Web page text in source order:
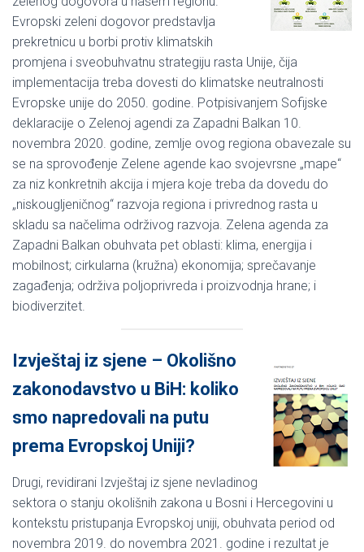
Evropski zeleni dogovor predstavlja
prekretnicu u borbi protiv klimatskih
promjena i sveobuhvatnu strategiju rasta Unije, čija
implementacija treba dovesti do klimatske neutralnosti
Evropske unije do 2050. godine. Potpisivanjem Sofijske
deklaracije o Zelenoj agendi za Zapadni Balkan 10.
novembra 2020. godine, zemlje ovog regiona obavezale su
se na sprovođenje Zelene agende kao svojevrsne „mape“
za niz konkretnih akcija i mjera koje treba da dovedu do
„niskougljeničnog“ razvoja regiona i privrednog rasta u
skladu sa načelima održivog razvoja. Zelena agenda za
Zapadni Balkan obuhvata pet oblasti: klima, energija i
mobilnost; cirkularna (kružna) ekonomija; sprečavanje
zagađenja; održiva poljoprivreda i proizvodnja hrane; i
biodiverzitet.
Izvještaj iz sjene – Okolišno
zakonodavstvo u BiH: koliko
smo napredovali na putu
prema Evropskoj Uniji?
Drugi, revidirani Izvještaj iz sjene nevladinog
sektora o stanju okolišnih zakona u Bosni i Hercegovini u
kontekstu pristupanja Evropskoj uniji, obuhvata period od
novembra 2019. do novembra 2021. godine i rezultat je